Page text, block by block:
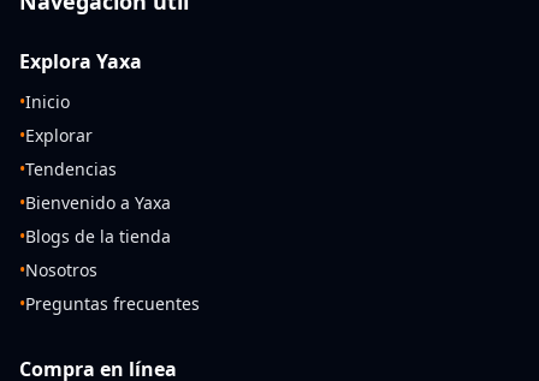
Explora Yaxa
•Inicio
•Explorar
•Tendencias
•Bienvenido a Yaxa
•Blogs de la tienda
•Nosotros
•Preguntas frecuentes
Compra en línea